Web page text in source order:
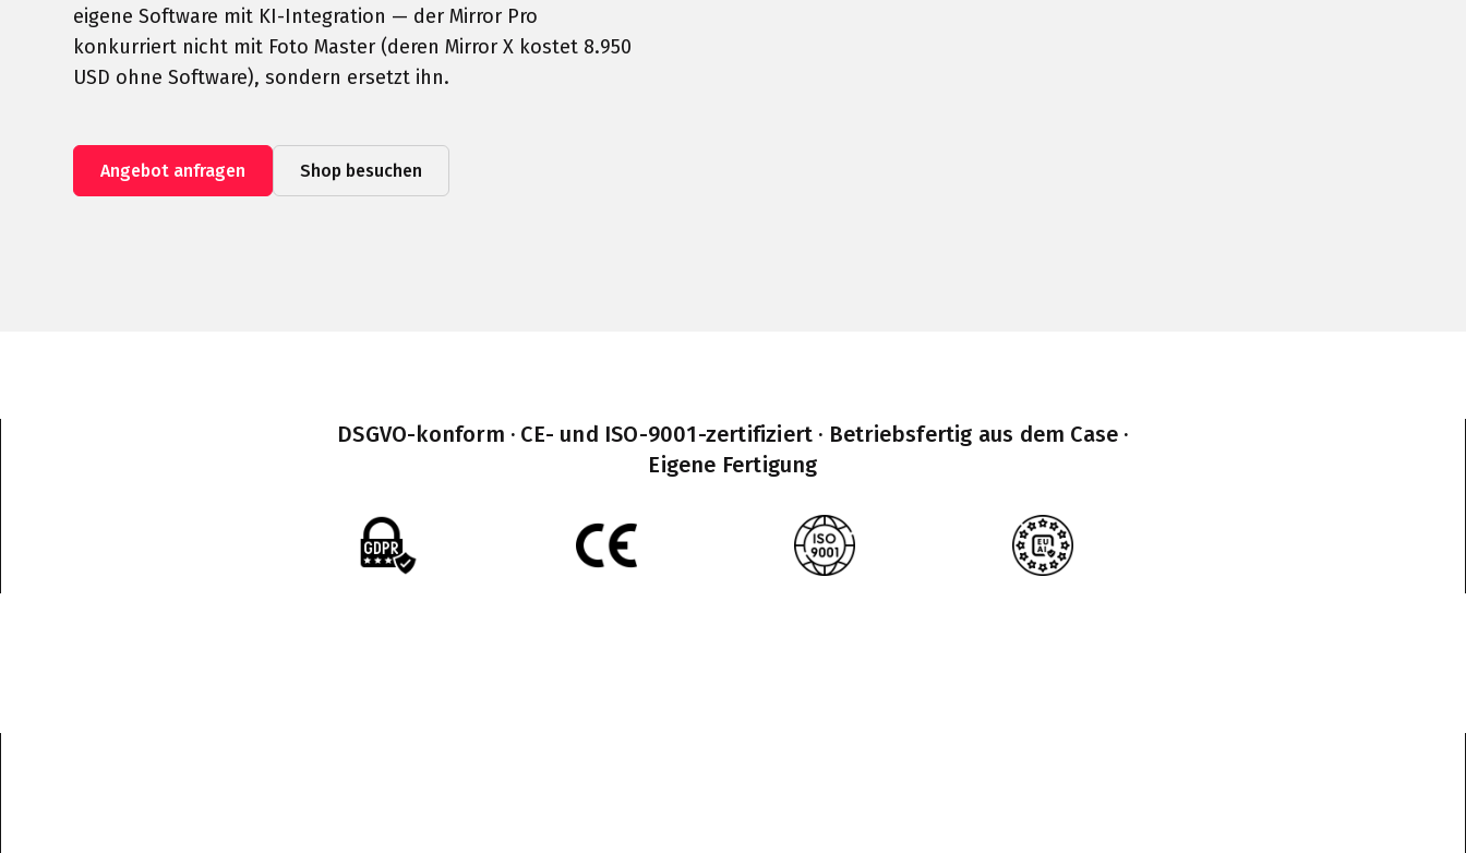
eigene Software mit KI-Integration — der Mirror Pro
konkurriert nicht mit Foto Master (deren Mirror X kostet 8.950
USD ohne Software), sondern ersetzt ihn.
Angebot anfragen Shop besuchen
DSGVO-konform · CE- und ISO-9001-zertifiziert · Betriebsfertig aus dem Case ·
Eigene Fertigung